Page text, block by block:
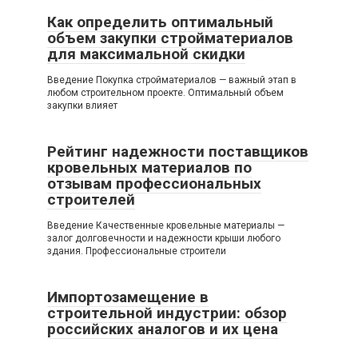
Как определить оптимальный
объем закупки стройматериалов
для максимальной скидки
Введение Покупка стройматериалов — важный этап в
любом строительном проекте. Оптимальный объем
закупки влияет
Рейтинг надежности поставщиков
кровельных материалов по
отзывам профессиональных
строителей
Введение Качественные кровельные материалы —
залог долговечности и надежности крыши любого
здания. Профессиональные строители
Импортозамещение в
строительной индустрии: обзор
российских аналогов и их цена